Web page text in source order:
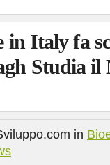
in Italy fa
Studia il
in